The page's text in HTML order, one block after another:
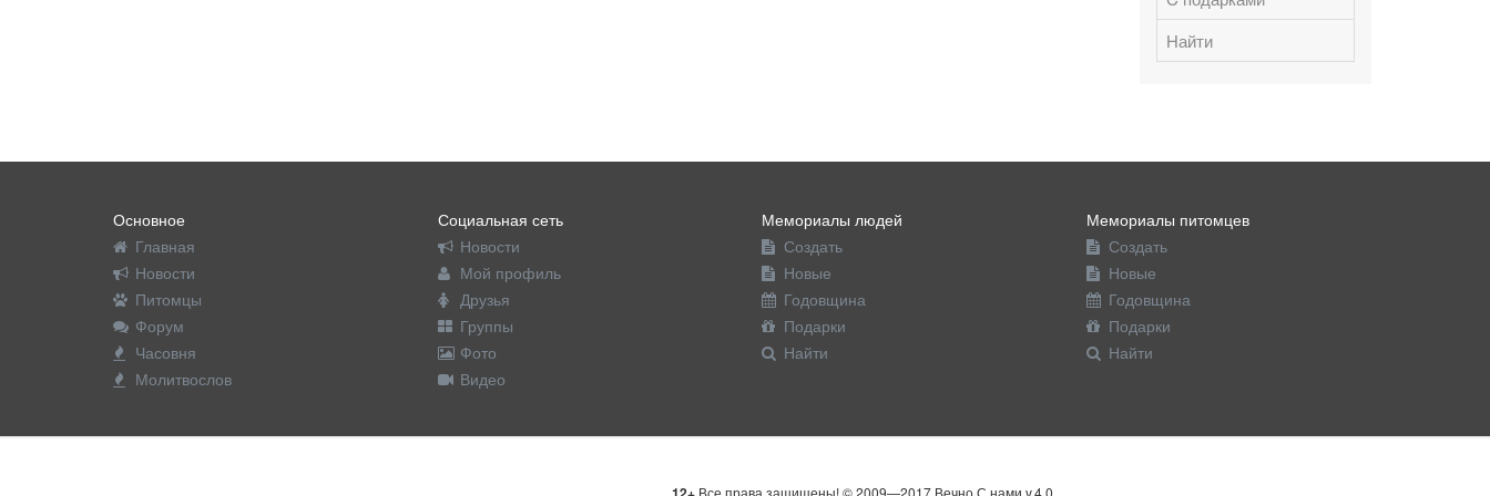
Найти
Основное
Главная
Новости
Питомцы
Форум
Часовня
Молитвослов
Социальная сеть
Новости
Мой профиль
Друзья
Группы
Фото
Видео
Мемориалы людей
Создать
Новые
Годовщина
Подарки
Найти
Мемориалы питомцев
Создать
Новые
Годовщина
Подарки
Найти